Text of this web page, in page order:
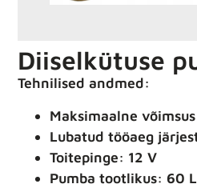
Diiselkütuse
Tehnilised andmed:
Maksimaalne
Lubatud tööaeg
Toitepinge: 12 V
Pumba tootlikus: 60